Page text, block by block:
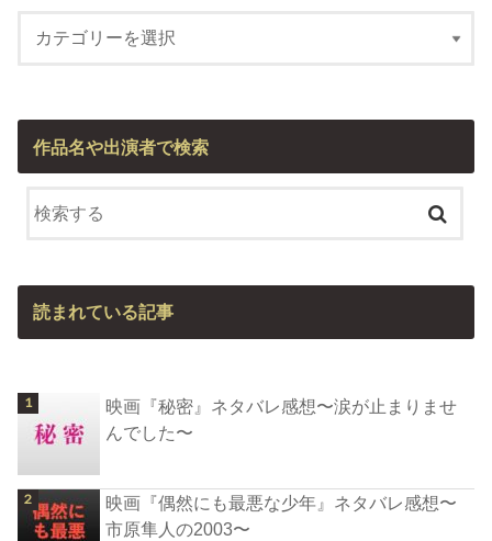
作品名や出演者で検索
読まれている記事
映画『秘密』ネタバレ感想〜涙が止まりませ
んでした〜
映画『偶然にも最悪な少年』ネタバレ感想〜
市原隼人の2003〜